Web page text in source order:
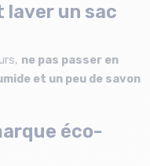
un sac
ne pas passer en
et un peu de savon
éco-